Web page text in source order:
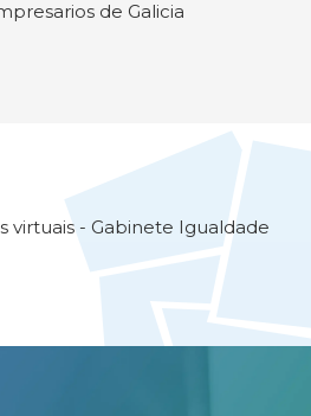
de Galicia
virtuais - Gabinete Igualdade